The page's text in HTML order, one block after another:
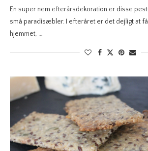
En super nem efterårsdekoration er disse
små paradisæbler. I efteråret er det dejligt at
hjemmet, …